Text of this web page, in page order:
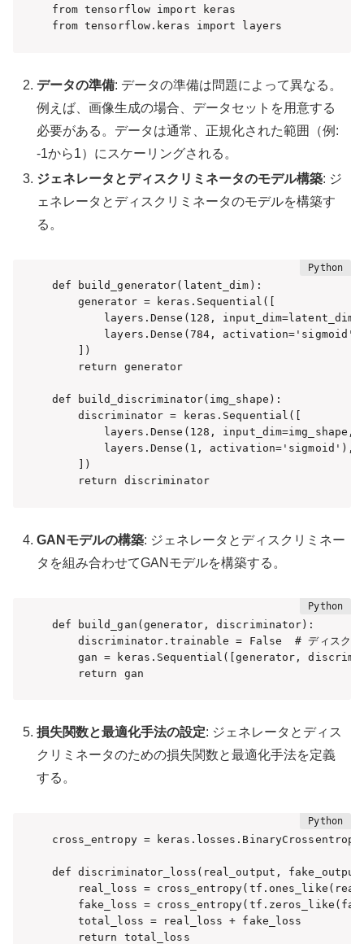
from tensorflow import keras
from tensorflow.keras import layers
データの準備: データの準備は問題によって異なる。
例えば、画像生成の場合、データセットを用意する
必要がある。データは通常、正規化された範囲（例:
-1から1）にスケーリングされる。
ジェネレータとディスクリミネータのモデル構築: ジ
ェネレータとディスクリミネータのモデルを構築す
る。
def build_generator(latent_dim):
    generator = keras.Sequential([
layers.Dense(128,
layers.Dense(784, activation='sigmoid'),
    ])
    return generator
def build_discriminator(img_shape):
    discriminator = keras.Sequential([
layers.Dense(128, input_dim=img_shape,
        layers.Dense(1, activation='sigmoid'),
    ])
    return discriminator
GANモデルの構築: ジェネレータとディスクリミネー
タを組み合わせてGANモデルを構築する。
def build_gan(generator, discriminator):
discriminator.trainable = False  # ディスクリミ
gan = keras.Sequential([generator,
    return gan
損失関数と最適化手法の設定: ジェネレータとディス
クリミネータのための損失関数と最適化手法を定義
する。
cross_entropy =
def discriminator_loss(real_output,
real_loss =
fake_loss =
    total_loss = real_loss + fake_loss
    return total_loss